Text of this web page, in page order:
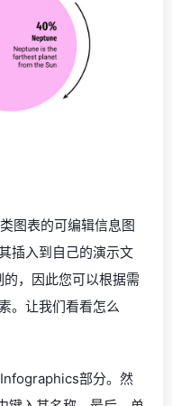
图表的可编辑信息图
插入到自己的演示文
，因此您可以根据需
。让我们看看怎么
部分。然